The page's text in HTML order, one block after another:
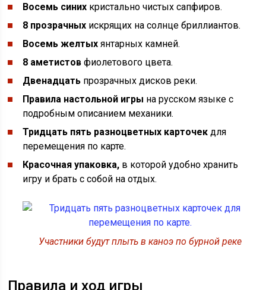
Восемь синих кристально чистых сапфиров.
8 прозрачных искрящих на солнце бриллиантов.
Восемь желтых янтарных камней.
8 аметистов фиолетового цвета.
Двенадцать прозрачных дисков реки.
Правила настольной игры на русском языке с
подробным описанием механики.
Тридцать пять разноцветных карточек для
перемещения по карте.
Красочная упаковка, в которой удобно хранить
игру и брать с собой на отдых.
Участники будут плыть в каноэ по бурной реке
Правила и ход игры